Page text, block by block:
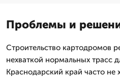
Проблемы и
Строительство картодромов
нехваткой нормальных трасс
Краснодарский край часто не